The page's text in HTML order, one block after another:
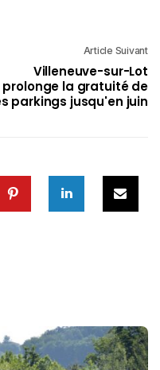
Article Suivant
Villeneuve-sur-Lot
prolonge la gratuité de
parkings jusqu'en juin